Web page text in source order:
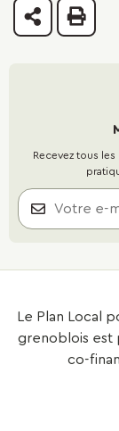
Partager
Recevez tous
Le Plan Local
grenoblois est
co-